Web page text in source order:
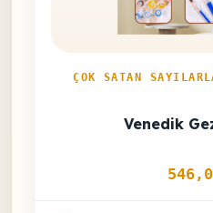
ÇOK SATAN
Venedik